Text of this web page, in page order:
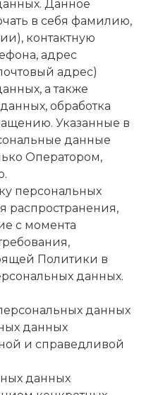
Данное
в себя фамилию,
контактную
адрес
адрес)
а также
обработка
Указанные в
данные
Оператором,
персональных
распространения,
с момента
Политики в
данных.
данных
данных
и справедливой
данных